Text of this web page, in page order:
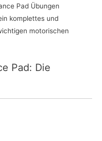
Pad Übungen
komplettes und
motorischen
Pad: Die